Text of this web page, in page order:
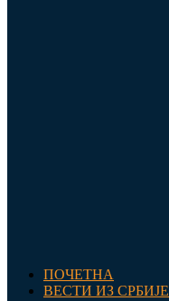
ПОЧЕТНА
ВЕСТИ ИЗ СРБИЈЕ